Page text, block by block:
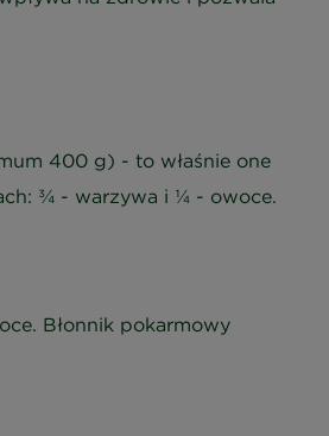
400 g) - to właśnie one
¾ - warzywa i ¼ - owoce.
Błonnik pokarmowy